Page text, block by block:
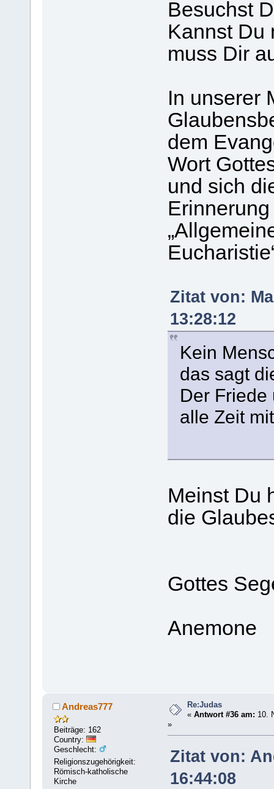
Besuchst
Kannst Du
muss Dir
In unserer
dem
Wort
und sich
Zitat von:
13:28:12
Kein
das sagt
Der Friede
alle Zeit
Meinst Du
die
Gottes
Anemone
Andreas777
Beiträge: 162
Country:
Geschlecht:
Religionszugehörigkeit:
Römisch-katholische
Kirche
Re:Judas
«Antwort #36 am: 10.
»
Zitat von:
16:44:08